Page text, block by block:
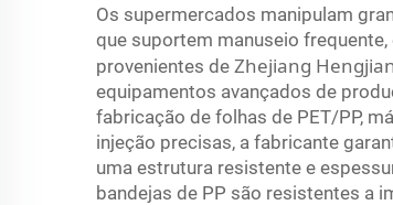
Os supermercados manipulam
que suportem manuseio
provenientes de Zhejiang
equipamentos avançados de
fabricação de folhas de PET/PP,
injeção precisas, a fabricante
uma estrutura resistente e
bandejas de PP são resistentes a